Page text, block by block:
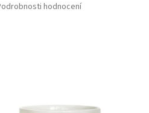
hodnocení